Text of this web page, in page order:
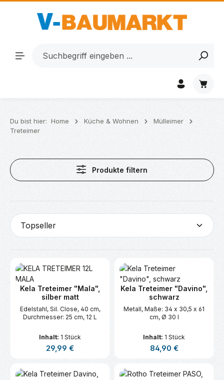
Zum Hauptinhalt springen
Du bist hier: Home Küche & Wohnen
Mülleimer
Treteimer
Produkte filtern
Kela Treteimer "Mala",
silber matt
Edelstahl, Sil. Close, 40 cm,
Durchmesser: 25 cm, 12 L
Inhalt: 1 Stück
Regulärer Preis:
29,99 €
Kela Treteimer "Davino",
schwarz
Metall, Maße: 34 x 30,5 x 61
cm, Ø 30 l
Inhalt: 1 Stück
Regulärer Preis:
84,90 €